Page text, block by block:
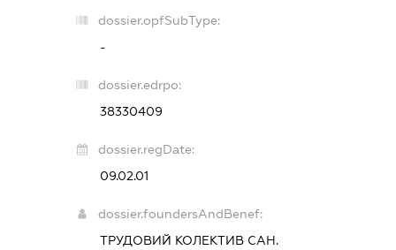
dossier.opfSubType:
-
dossier.edrpo:
38330409
dossier.regDate:
09.02.01
dossier.foundersAndBenef:
ТРУДОВИЙ КОЛЕКТИВ САН.